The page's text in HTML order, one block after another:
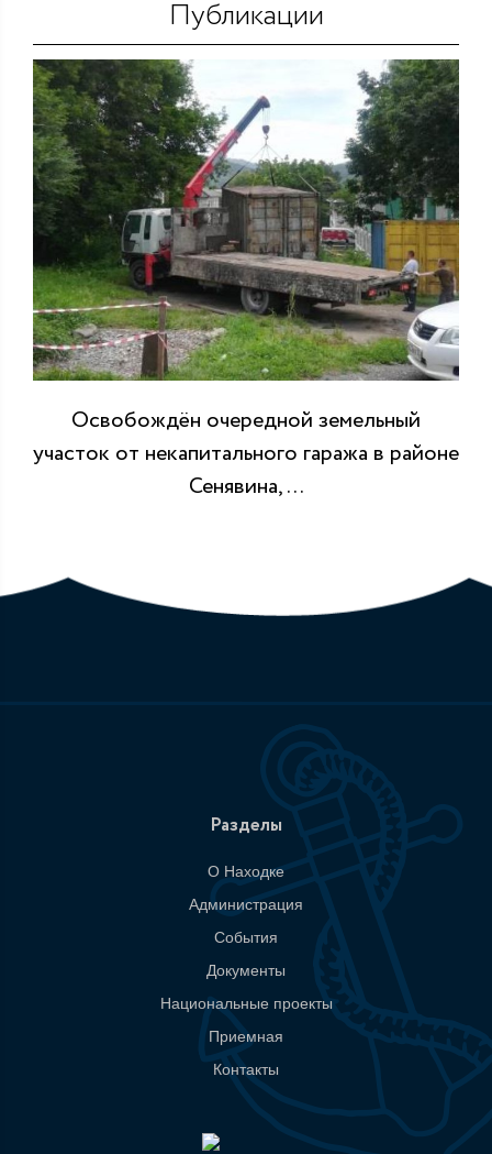
Публикации
Освобождён очередной земельный
участок от некапитального гаража в районе
Сенявина, ...
Разделы
О Находке
Администрация
События
Документы
Национальные проекты
Приемная
Контакты